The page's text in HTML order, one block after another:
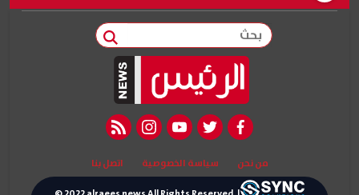
بحث
facebook
twitter
youtube
instagram
rss feed
من نحن سياسة الخصوصية اتصل بنا